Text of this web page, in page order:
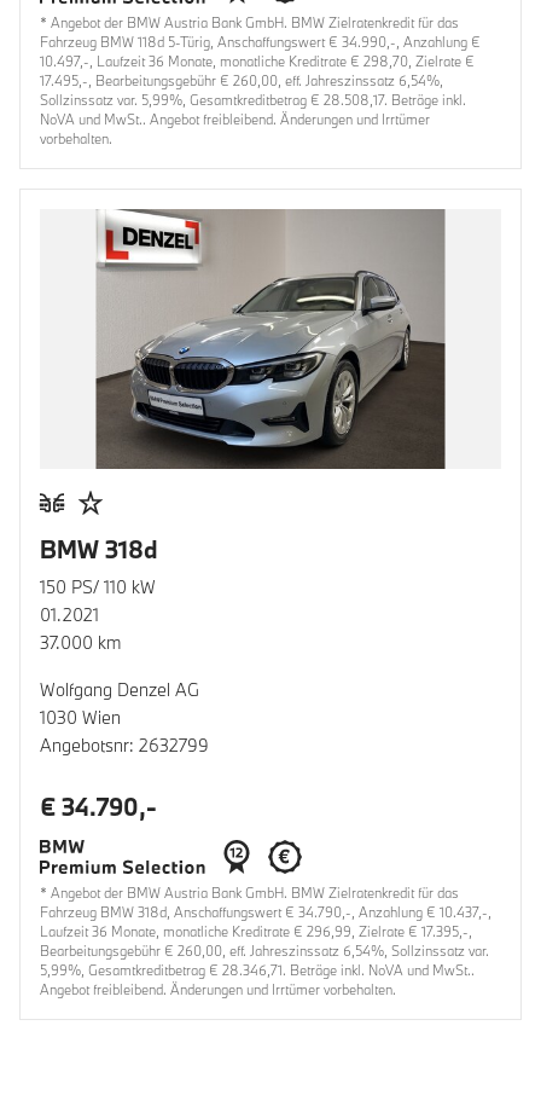
* Angebot der BMW Austria Bank GmbH. BMW Zielratenkredit für das
Fahrzeug BMW 118d 5-Türig, Anschaffungswert € 34.990,-, Anzahlung €
10.497,-, Laufzeit 36 Monate, monatliche Kreditrate € 298,70, Zielrate €
17.495,-, Bearbeitungsgebühr € 260,00, eff. Jahreszinssatz 6,54%,
Sollzinssatz var. 5,99%, Gesamtkreditbetrag € 28.508,17. Beträge inkl.
NoVA und MwSt.. Angebot freibleibend. Änderungen und Irrtümer
vorbehalten.
BMW 318d
150 PS/ 110 kW
01.2021
37.000 km
Wolfgang Denzel AG
1030 Wien
Angebotsnr: 2632799
€ 34.790,-
* Angebot der BMW Austria Bank GmbH. BMW Zielratenkredit für das
Fahrzeug BMW 318d, Anschaffungswert € 34.790,-, Anzahlung € 10.437,-,
Laufzeit 36 Monate, monatliche Kreditrate € 296,99, Zielrate € 17.395,-,
Bearbeitungsgebühr € 260,00, eff. Jahreszinssatz 6,54%, Sollzinssatz var.
5,99%, Gesamtkreditbetrag € 28.346,71. Beträge inkl. NoVA und MwSt..
Angebot freibleibend. Änderungen und Irrtümer vorbehalten.